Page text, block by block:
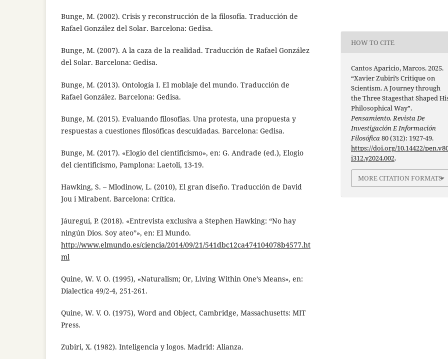
Bunge, M. (2002). Crisis y reconstrucción de la filosofía. Traducción de
Rafael González del Solar. Barcelona: Gedisa.
Bunge, M. (2007). A la caza de la realidad. Traducción de Rafael González
del Solar. Barcelona: Gedisa.
Bunge, M. (2013). Ontología I. El moblaje del mundo. Traducción de
Rafael González. Barcelona: Gedisa.
Bunge, M. (2015). Evaluando filosofías. Una protesta, una propuesta y
respuestas a cuestiones filosóficas descuidadas. Barcelona: Gedisa.
Bunge, M. (2017). «Elogio del cientificismo», en: G. Andrade (ed.), Elogio
del cientificismo, Pamplona: Laetoli, 13-19.
Hawking, S. – Mlodinow, L. (2010), El gran diseño. Traducción de David
Jou i Mirabent. Barcelona: Crítica.
Jáuregui, P. (2018). «Entrevista exclusiva a Stephen Hawking: “No hay
ningún Dios. Soy ateo”», en: El Mundo.
http://www.elmundo.es/ciencia/2014/09/21/541dbc12ca474104078b4577.ht
ml
Quine, W. V. O. (1995), «Naturalism; Or, Living Within One’s Means», en:
Dialectica 49/2-4, 251-261.
Quine, W. V. O. (1975), Word and Object, Cambridge, Massachusetts: MIT
Press.
Zubiri, X. (1982). Inteligencia y logos. Madrid: Alianza.
HOW TO CITE
Cantos Aparicio, Marcos. 2025.
“Xavier Zubiri’s Critique on
Scientism. A Journey through
the Three Stagesthat Shaped
Philosophical Way”.
Pensamiento. Revista De
Investigación E Información
Filosófica80 (312): 1927-49.
https://doi.org/10.14422/
i312.y2024.002.
MORE CITATION FORMATS